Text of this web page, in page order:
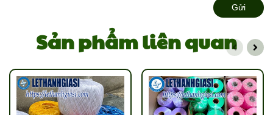
Gửi
Sản phẩm liên quan